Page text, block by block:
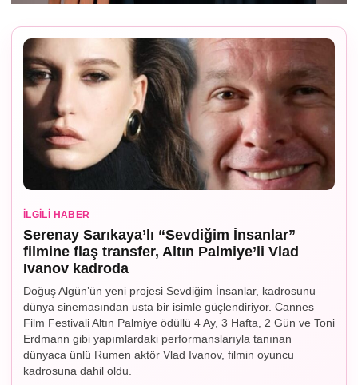
İLGILI HABER
Serenay Sarıkaya’lı “Sevdiğim İnsanlar”
filmine flaş transfer, Altın Palmiye’li Vlad
Ivanov kadroda
Doğuş Algün’ün yeni projesi Sevdiğim İnsanlar, kadrosunu
dünya sinemasından usta bir isimle güçlendiriyor. Cannes
Film Festivali Altın Palmiye ödüllü 4 Ay, 3 Hafta, 2 Gün ve Toni
Erdmann gibi yapımlardaki performanslarıyla tanınan
dünyaca ünlü Rumen aktör Vlad Ivanov, filmin oyuncu
kadrosuna dahil oldu.